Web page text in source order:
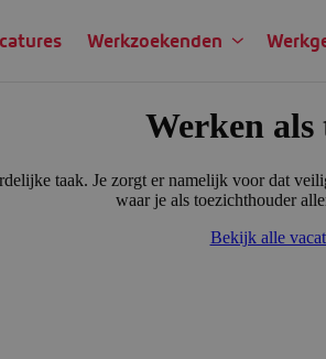
Werkzoekenden
Werken
taak. Je zorgt er namelijk voor dat
waar je als toezichthouder
Bekijk alle